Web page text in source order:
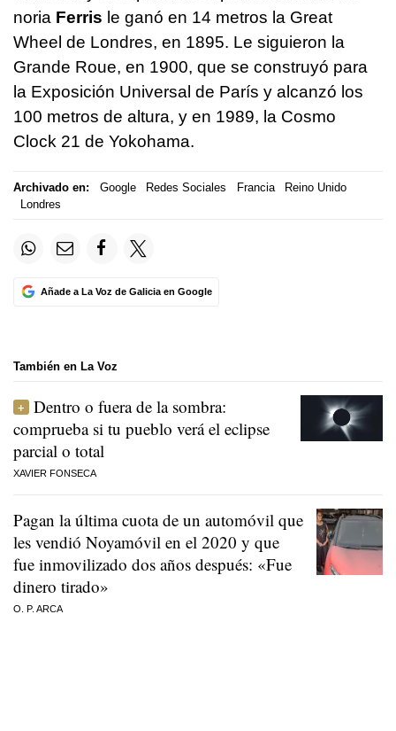
noria Ferris le ganó en 14 metros la Great
Wheel de Londres, en 1895. Le siguieron la
Grande Roue, en 1900, que se construyó para
la Exposición Universal de París y alcanzó los
100 metros de altura, y en 1989, la Cosmo
Clock 21 de Yokohama.
Archivado en: Google Redes Sociales Francia
Reino Unido
Londres
Añade a La Voz de Galicia en Google
También en La Voz
Dentro o fuera de la sombra:
comprueba si tu pueblo verá el eclipse
parcial o total
XAVIER FONSECA
Pagan la última cuota de un automóvil que
les vendió Noyamóvil en el 2020 y que
fue inmovilizado dos años después: «Fue
dinero tirado»
O. P. ARCA